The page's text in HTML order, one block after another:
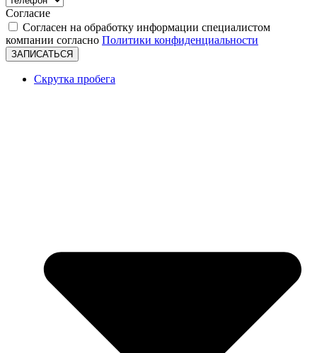
Согласие
Согласен на обработку информации специалистом
компании согласно Политики конфиденциальности
ЗАПИСАТЬСЯ
Скрутка пробега